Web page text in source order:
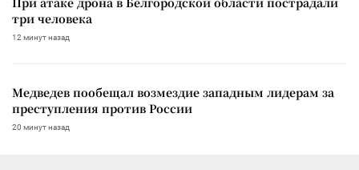
три человека
12 минут назад
Медведев пообещал возмездие западным лидерам за
преступления против России
20 минут назад